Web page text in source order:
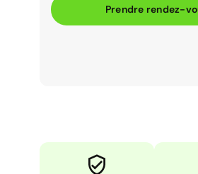
Prendre rendez-